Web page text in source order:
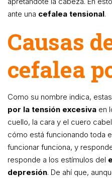
ante una cefalea tensional.
Causas
cefalea
Como su nombre indica,
por la tensión excesiva en
cuello, la cara y el cuero
cómo está funcionando toda
funcionar funciona, y
responde a los estímulos del
depresión. De ahí que,